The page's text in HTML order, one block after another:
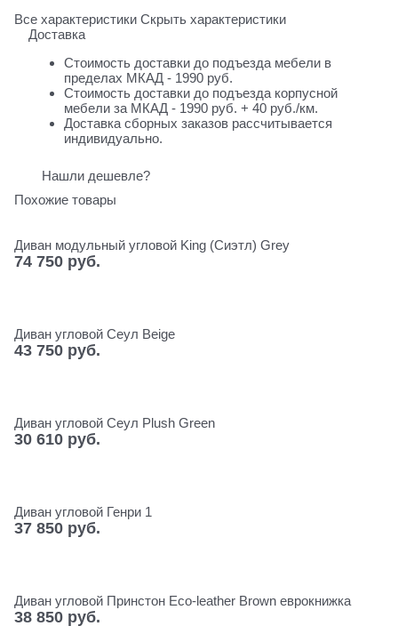
Все характеристики Скрыть характеристики
Доставка
Стоимость доставки до подъезда мебели в
пределах МКАД - 1990 руб.
Стоимость доставки до подъезда корпусной
мебели за МКАД - 1990 руб. + 40 руб./км.
Доставка сборных заказов рассчитывается
индивидуально.
Нашли дешевле?
Похожие товары
Диван модульный угловой King (Сиэтл) Grey
74 750 руб.
Диван угловой Сеул Beige
43 750 руб.
Диван угловой Сеул Plush Green
30 610 руб.
Диван угловой Генри 1
37 850 руб.
Диван угловой Принстон Eco-leather Brown еврокнижка
38 850 руб.